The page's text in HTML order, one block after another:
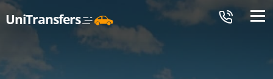
UniTransfers Меню